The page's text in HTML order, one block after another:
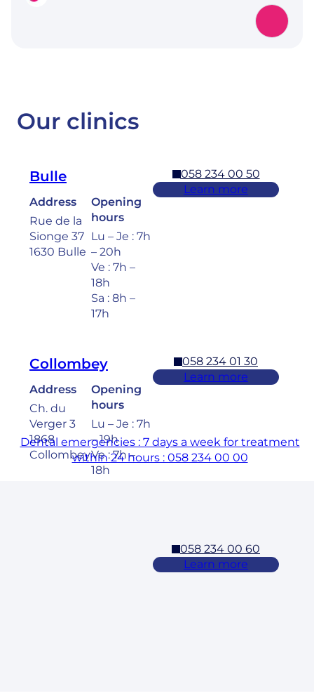
Our clinics
Bulle
Address
Rue de la
Sionge 37
1630 Bulle
Opening
hours
Lu – Je : 7h
– 20h
Ve : 7h –
18h
Sa : 8h –
17h
058 234 00 50
Learn more
Collombey
Address
Ch. du
Verger 3
1868
Collombey
Opening
hours
Lu – Je : 7h
– 19h
Ve : 7h –
18h
058 234 01 30
Learn more
058 234 00 60
Learn more
Dental emergencies : 7 days a week for treatment
within 24 hours : 058 234 00 00